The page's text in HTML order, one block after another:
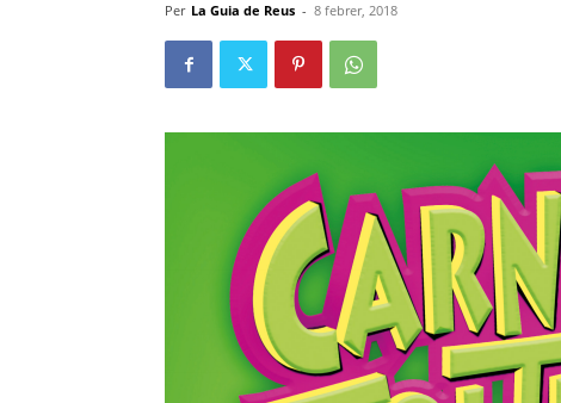
Per La Guia de Reus - 8 febrer, 2018